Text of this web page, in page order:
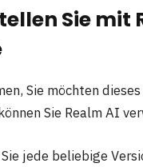
Sie mit
Sie möchten
Sie Realm AI
jede beliebige